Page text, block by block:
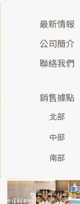
最新情報
公司簡介
聯絡我們
銷售據點
北部
中部
南部